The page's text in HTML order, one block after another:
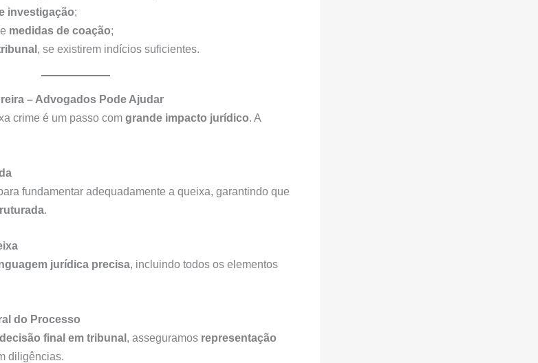
investigação;
medidas de coação;
, se existirem indícios suficientes.
– Advogados Pode Ajudar
crime é um passo com grande impacto jurídico. A
fundamentar adequadamente a queixa, garantindo que
.
jurídica precisa, incluindo todos os elementos
do Processo
decisão final em tribunal , asseguramos representação
diligências.